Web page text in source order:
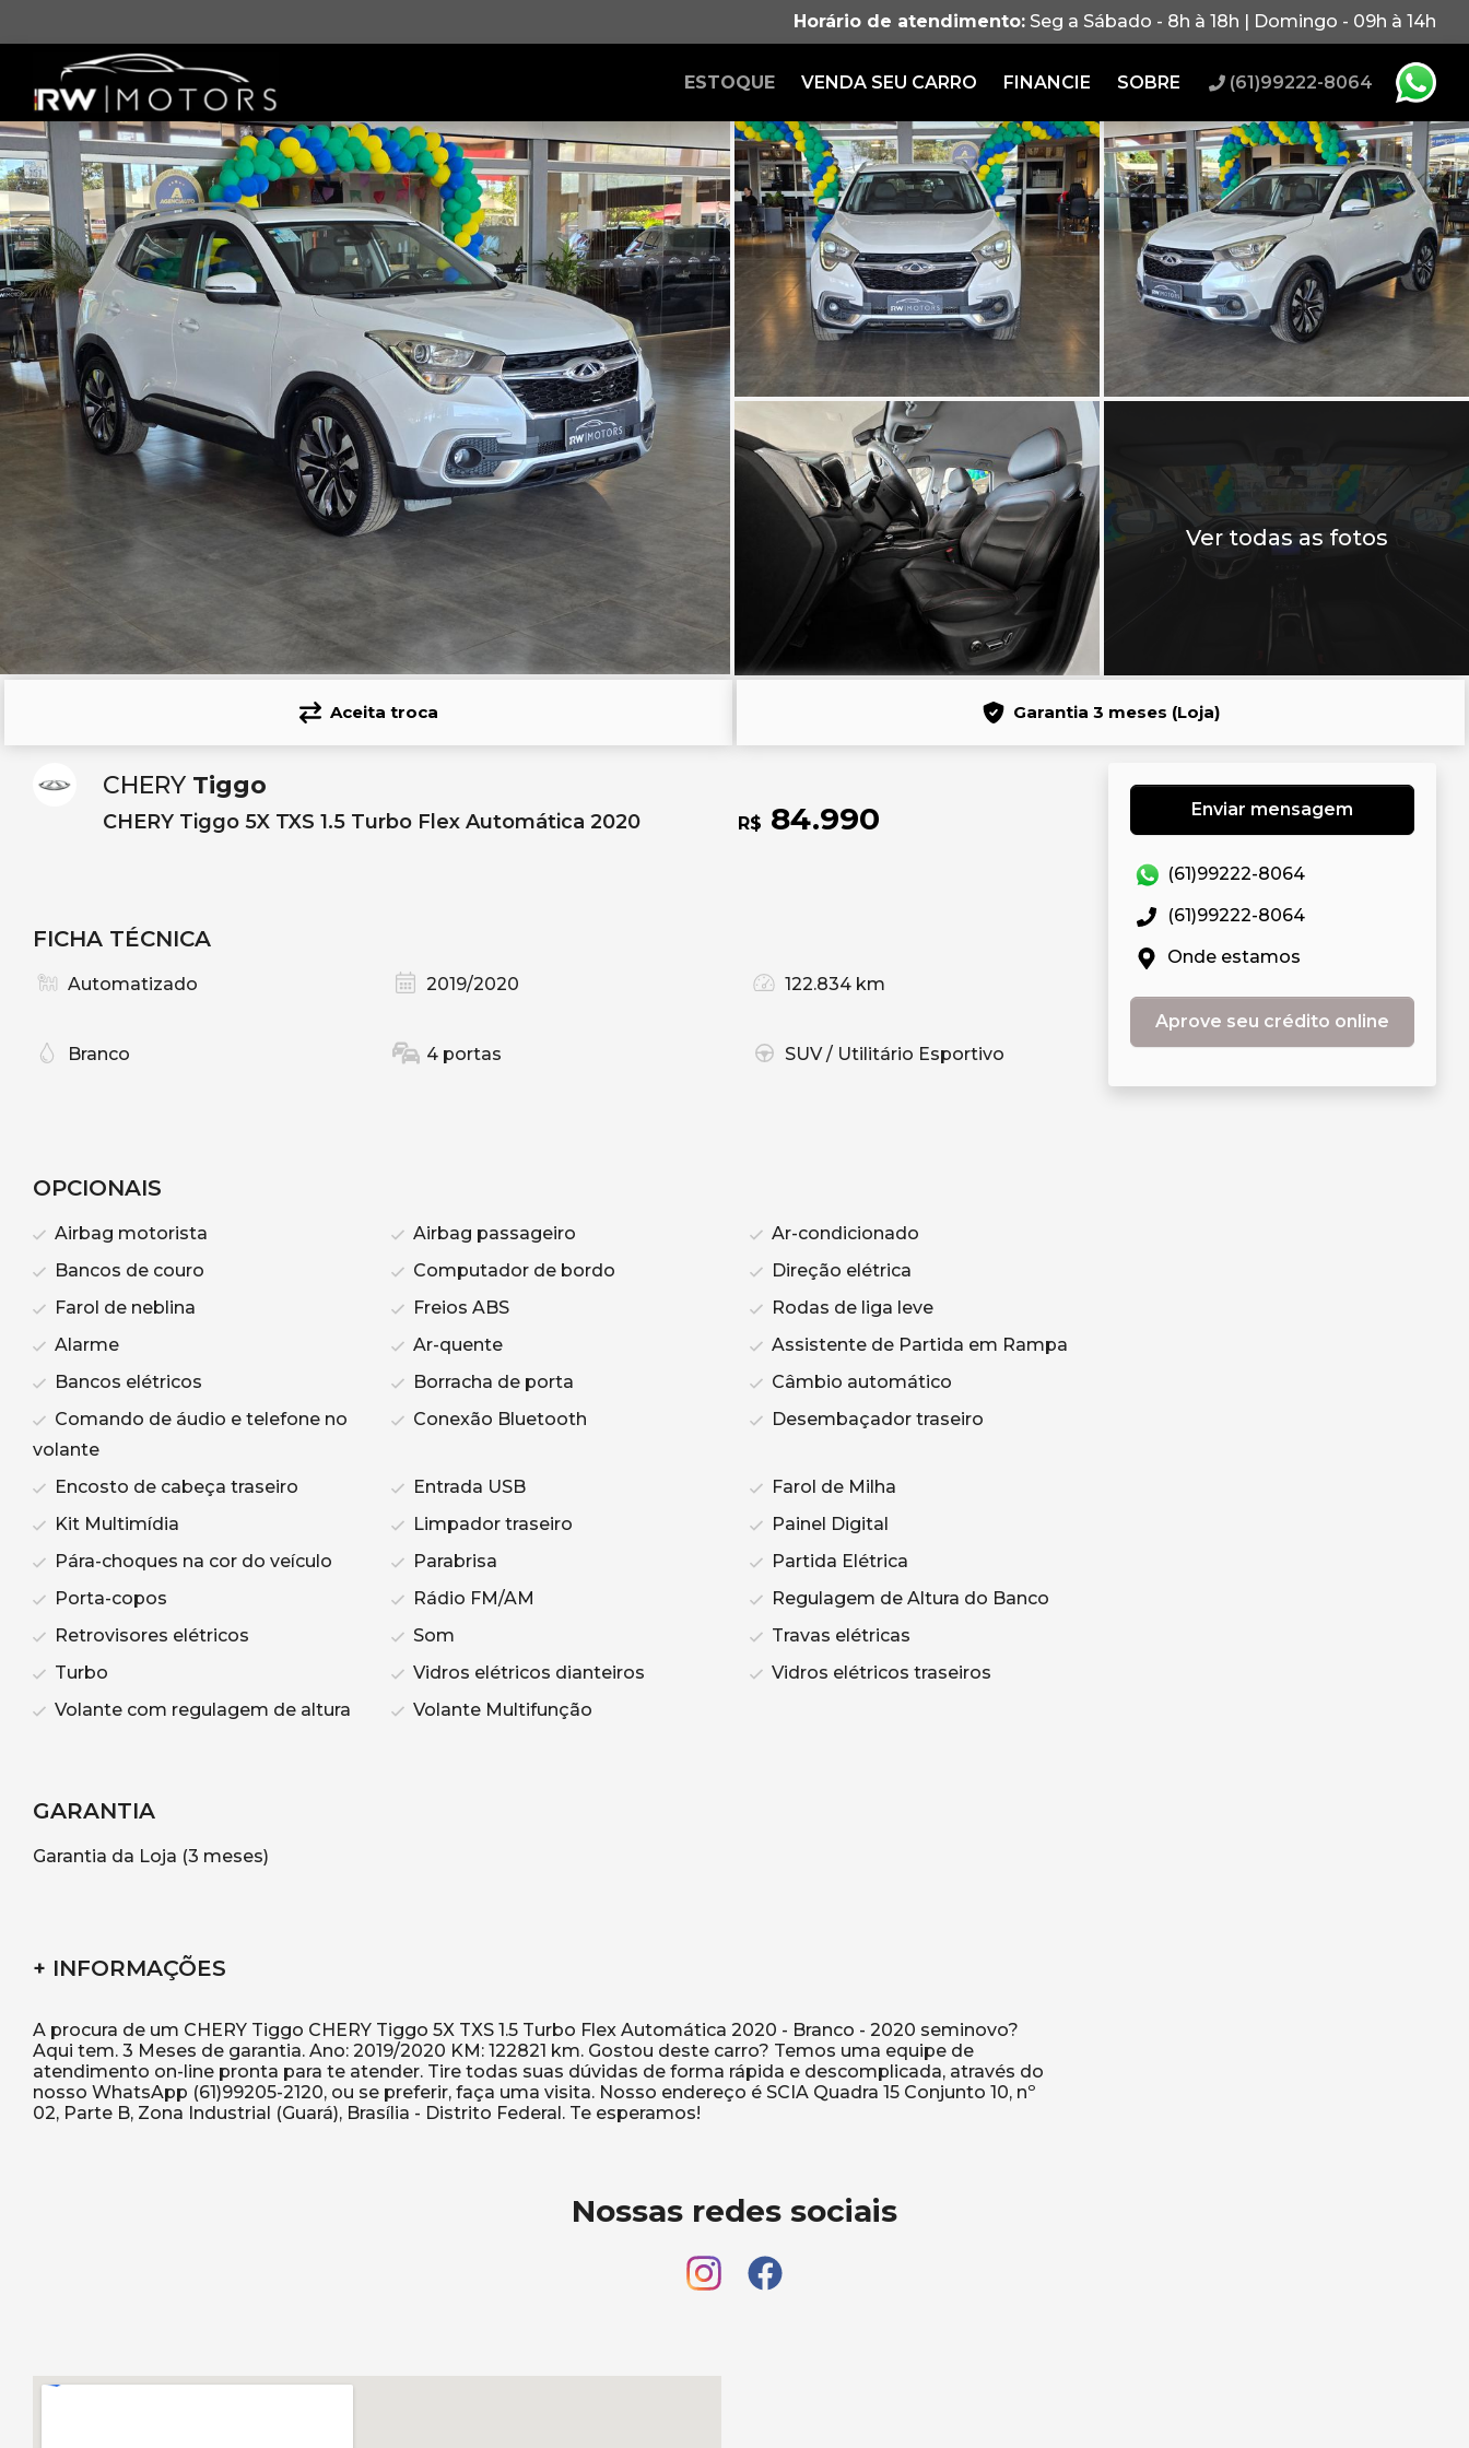
Horário de atendimento: Seg a Sábado - 8h à 18h | Domingo - 09h à 14h
ESTOQUE VENDA SEU CARRO FINANCIE SOBRE (61)99222-8064
Ver todas as fotos
Aceita troca Garantia 3 meses (Loja)
CHERY Tiggo
CHERY Tiggo 5X TXS 1.5 Turbo Flex Automática 2020 R$ 84.990
FICHA TÉCNICA
Automatizado 2019/2020 122.834 km
Branco 4 portas SUV / Utilitário Esportivo
OPCIONAIS
Airbag motorista Airbag passageiro
Ar-condicionado
Bancos de couro
Computador de bordo
Direção elétrica
Farol de neblina
Freios ABS
Rodas de liga leve
Alarme
Ar-quente
Assistente de Partida em Rampa
Bancos elétricos
Borracha de porta
Câmbio automático
Comando de áudio e telefone no
volante
Conexão Bluetooth Desembaçador traseiro
Encosto de cabeça traseiro Entrada USB
Farol de Milha
Kit Multimídia
Limpador traseiro
Painel Digital
Pára-choques na cor do veículo
Parabrisa
Partida Elétrica
Porta-copos
Rádio FM/AM
Regulagem de Altura do Banco
Retrovisores elétricos
Som
Travas elétricas
Turbo
Vidros elétricos dianteiros
Vidros elétricos traseiros
Volante com regulagem de altura
Volante Multifunção
GARANTIA
Garantia da Loja (3 meses)
+ INFORMAÇÕES
A procura de um CHERY Tiggo CHERY Tiggo 5X TXS 1.5 Turbo Flex Automática 2020 - Branco - 2020 seminovo?
Aqui tem. 3 Meses de garantia. Ano: 2019/2020 KM: 122821 km. Gostou deste carro? Temos uma equipe de
atendimento on-line pronta para te atender. Tire todas suas dúvidas de forma rápida e descomplicada, através do
nosso WhatsApp (61)99205-2120, ou se preferir, faça uma visita. Nosso endereço é SCIA Quadra 15 Conjunto 10, nº
Enviar mensagem
(61)99222-8064
(61)99222-8064
Onde estamos
Aprove seu crédito online
Nossas redes sociais